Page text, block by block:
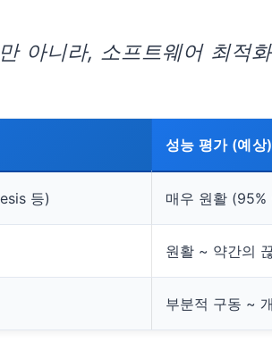
아니라, 소프트웨어 최적
성능 평가 (예상)
등) 매우 원활 (95%
원활 ~ 약간의
부분적 구동 ~